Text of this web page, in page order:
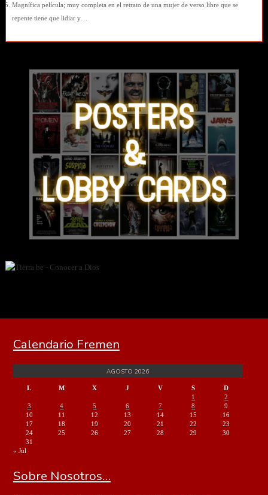
Magnífica película; muy completa en el retrato de una mujer de verso libre que se
repente tiene que lidiar y…
Calendario Fremen
AGOSTO 2026
L M X J V S
D
1
2
3
4 5 6 7 8
9
10
11 12 13 14 15
16
17
18 19 20 21 22
23
24
25 26 27 28 29
30
31
« Jul
Sobre Nosotros…